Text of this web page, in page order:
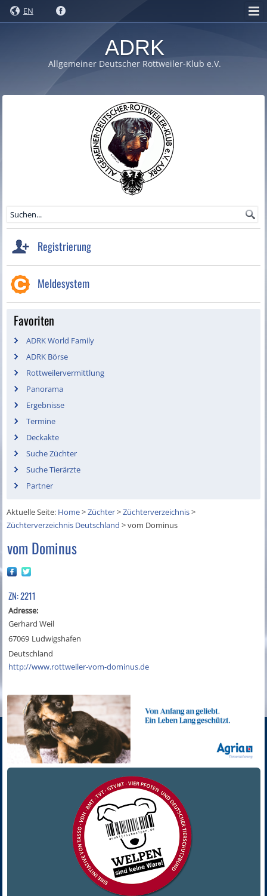
EN
ADRK
Allgemeiner Deutscher Rottweiler-Klub e.V.
Registrierung
Meldesystem
Favoriten
ADRK World Family
ADRK Börse
Rottweilervermittlung
Panorama
Ergebnisse
Termine
Deckakte
Suche Züchter
Suche Tierärzte
Partner
Aktuelle Seite: Home>Züchter>Züchterverzeichnis>
Züchterverzeichnis Deutschland >vom Dominus
vom Dominus
ZN: 2211
Adresse:
Gerhard Weil
67069 Ludwigshafen
Deutschland
http://www.rottweiler-vom-dominus.de